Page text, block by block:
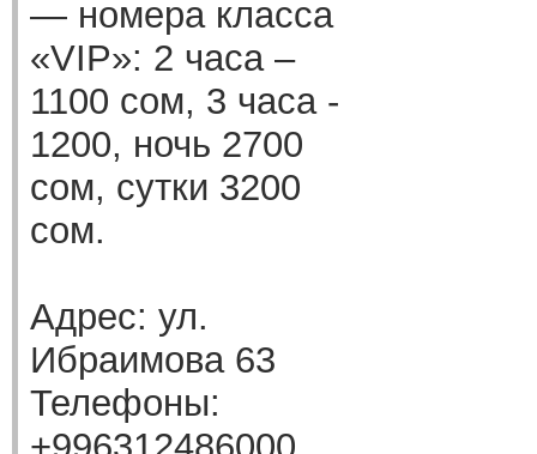
— номера класса
«VIP»: 2 часа –
1100 сом, 3 часа -
1200, ночь 2700
сом, сутки 3200
сом.
Адрес: ул.
Ибраимова 63
Телефоны: